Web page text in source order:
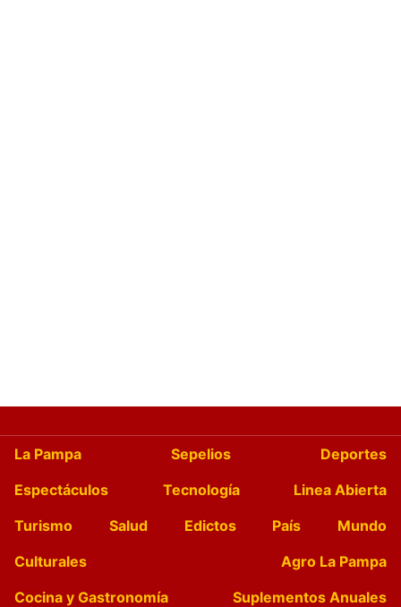
La Pampa Sepelios
Deportes
Espectáculos
Tecnología
Linea Abierta
Turismo
Salud Edictos País
Mundo
Culturales
Agro La Pampa
Cocina y Gastronomía
Suplementos Anuales